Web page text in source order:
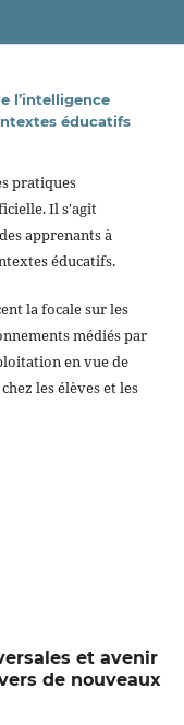
l’intelligence
éducatifs
pratiques
Il s'agit
apprenants à
éducatifs.
la focale sur les
médiés par
en vue de
les élèves et les
et avenir
de nouveaux